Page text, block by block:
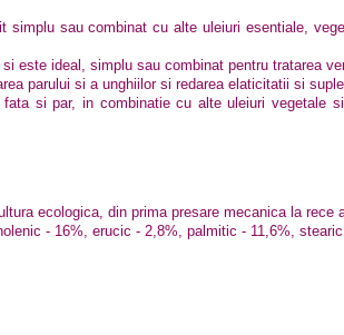
sau combinat cu alte uleiuri esentiale,
este ideal, simplu sau combinat pentru tratarea
parului si a unghiilor si redarea elaticitatii si
si par, in combinatie cu alte uleiuri vegetale
ecologica, din prima presare mecanica la rece
- 16%, erucic - 2,8%, palmitic - 11,6%,